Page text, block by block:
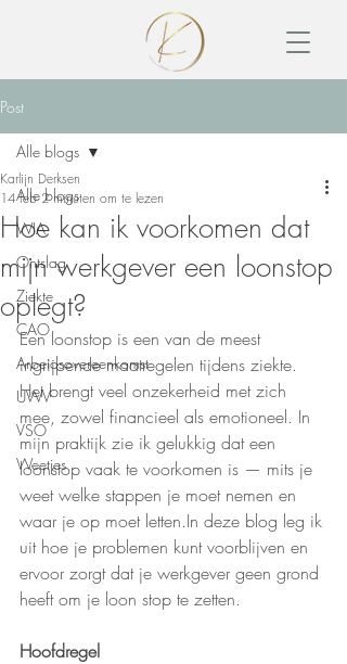
Post
Alle blogs
WIA
Ontslag
Ziekte
CAO
Arbeidsovereenkomst
UWV
VSO
Weetjes
Alle blogs
Hoe kan ik voorkomen dat
mijn werkgever een loonstop
oplegt?
Karlijn Derksen
14 feb 2 minuten om te lezen
Een loonstop is een van de meest
ingrijpende maatregelen tijdens ziekte.
Het brengt veel onzekerheid met zich
mee, zowel financieel als emotioneel. In
mijn praktijk zie ik gelukkig dat een
loonstop vaak te voorkomen is — mits je
weet welke stappen je moet nemen en
waar je op moet letten.In deze blog leg ik
uit hoe je problemen kunt voorblijven en
ervoor zorgt dat je werkgever geen grond
heeft om je loon stop te zetten.
Hoofdregel